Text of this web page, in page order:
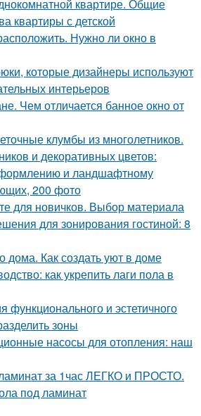
квартире. Общие
квартиры с детской
Нужно ли окно в
которые дизайнеры используют
интерьеров
Чем отличается банное окно от
клумбы из многолетников.
и декоративных цветов:
и ландшафтному
200 фото
для новичков. Выбор материала
для зонирования гостиной: 8
дома. Как создать уют в доме
как укрепить лаги пола в
функционального и эстетичного
зоны
насосы для отопления: наш
за 1час ЛЕГКО и ПРОСТО.
под ламинат